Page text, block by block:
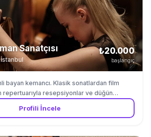
Sanatçısı
İstanbul
₺20.000
başlangıç
bayan kemancı. Klasik sonatlardan film
repertuarıyla resepsiyonlar ve düğün
ve Turk muzigi repertuvarinda
Profili İncele